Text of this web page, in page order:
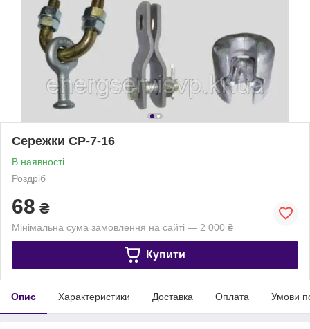
Сережки СР-7-16
В наявності
Роздріб
68 ₴
Мінімальна сума замовлення на сайті — 2 000 ₴
Купити
Опис Характеристики Доставка Оплата Умови